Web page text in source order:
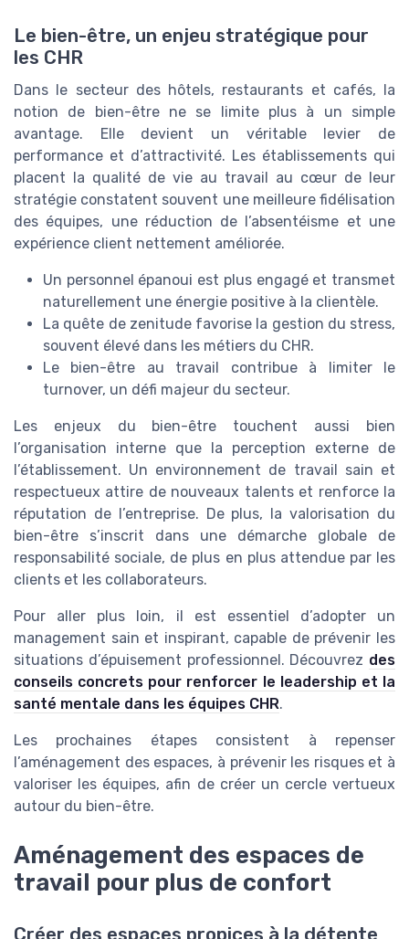
Le bien-être, un enjeu stratégique pour
les CHR
Dans le secteur des hôtels, restaurants et cafés, la
notion de bien-être ne se limite plus à un simple
avantage. Elle devient un véritable levier de
performance et d’attractivité. Les établissements qui
placent la qualité de vie au travail au cœur de leur
stratégie constatent souvent une meilleure fidélisation
des équipes, une réduction de l’absentéisme et une
expérience client nettement améliorée.
Un personnel épanoui est plus engagé et transmet
naturellement une énergie positive à la clientèle.
La quête de zenitude favorise la gestion du stress,
souvent élevé dans les métiers du CHR.
Le bien-être au travail contribue à limiter le
turnover, un défi majeur du secteur.
Les enjeux du bien-être touchent aussi bien
l’organisation interne que la perception externe de
l’établissement. Un environnement de travail sain et
respectueux attire de nouveaux talents et renforce la
réputation de l’entreprise. De plus, la valorisation du
bien-être s’inscrit dans une démarche globale de
responsabilité sociale, de plus en plus attendue par les
clients et les collaborateurs.
Pour aller plus loin, il est essentiel d’adopter un
management sain et inspirant, capable de prévenir les
situations d’épuisement professionnel. Découvrez des
conseils concrets pour renforcer le leadership et la
santé mentale dans les équipes CHR.
Les prochaines étapes consistent à repenser
l’aménagement des espaces, à prévenir les risques et à
valoriser les équipes, afin de créer un cercle vertueux
autour du bien-être.
Aménagement des espaces de
travail pour plus de confort
Créer des espaces propices à la détente